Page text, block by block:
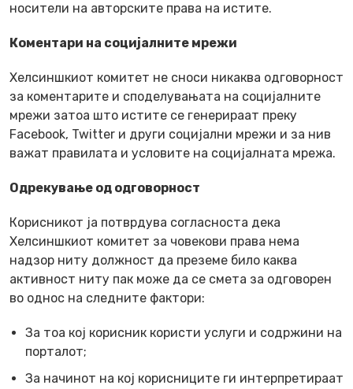
носители на авторските права на истите.
Коментари на социјалните мрежи
Хелсиншкиот комитет не сноси никаква одговорност
за коментарите и споделувањата на социјалните
мрежи затоа што истите се генерираат преку
Facebook, Twitter и други социјални мрежи и за нив
важат правилата и условите на социјалната мрежа.
Одрекување од одговорност
Корисникот ја потврдува согласноста дека
Хелсиншкиот комитет за човекови права нема
надзор ниту должност да преземе било каква
активност ниту пак може да се смета за одговорен
во однос на следните фактори:
За тоа кој корисник користи услуги и содржини на
порталот;
За начинот на кој корисниците ги интерпретираат